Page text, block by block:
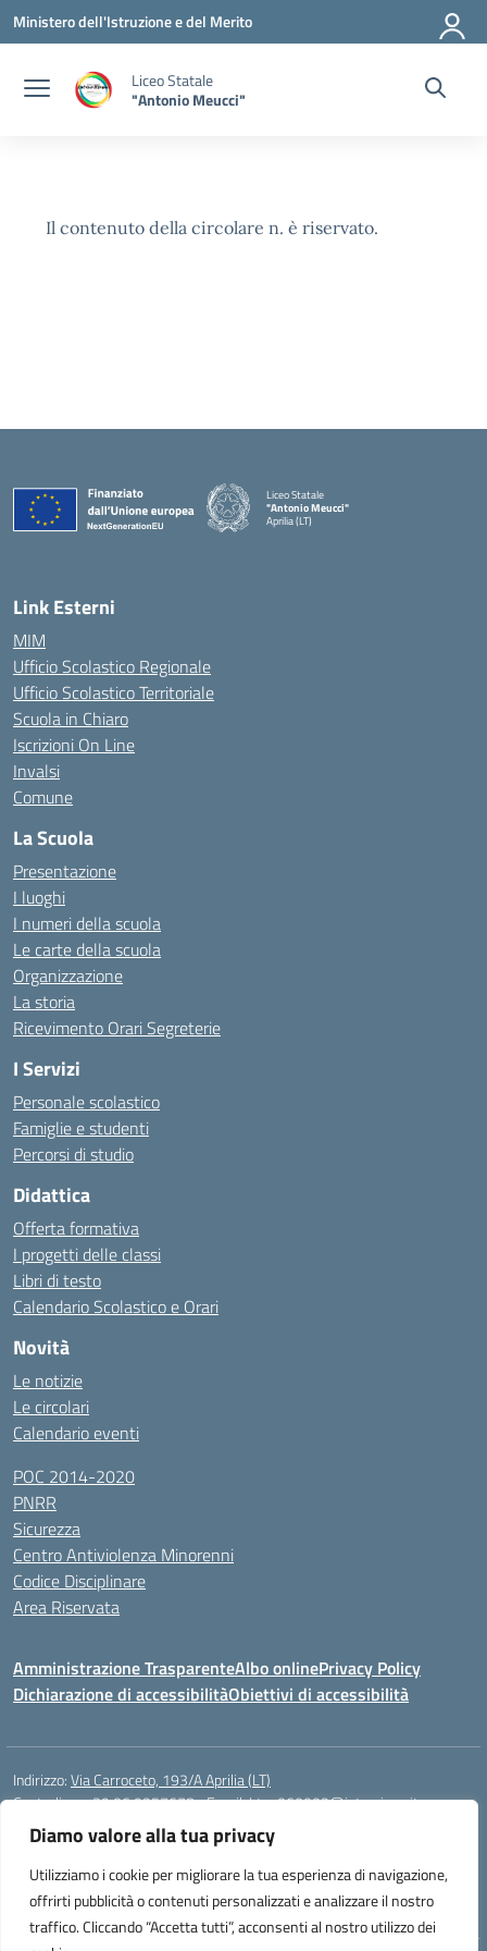
Diamo valore alla tua privacy
Utilizziamo i cookie per migliorare la tua esperienza di navigazione,
offrirti pubblicità o contenuti personalizzati e analizzare il nostro
traffico. Cliccando “Accetta tutti”, acconsenti al nostro utilizzo dei
Vai ai contenuti
Vai al menu di navigazione
Vai al footer
Ministero dell'Istruzione e del Merito
Liceo Statale
"Antonio Meucci"
Il contenuto della circolare n. è riservato.
Liceo Statale
"Antonio Meucci"
Aprilia (LT)
Link Esterni
MIM
Ufficio Scolastico Regionale
Ufficio Scolastico Territoriale
Scuola in Chiaro
Iscrizioni On Line
Invalsi
Comune
La Scuola
Presentazione
I luoghi
I numeri della scuola
Le carte della scuola
Organizzazione
La storia
Ricevimento Orari Segreterie
I Servizi
Personale scolastico
Famiglie e studenti
Percorsi di studio
Didattica
Offerta formativa
I progetti delle classi
Libri di testo
Calendario Scolastico e Orari
Novità
Le notizie
Le circolari
Calendario eventi
POC 2014-2020
PNRR
Sicurezza
Centro Antiviolenza Minorenni
Codice Disciplinare
Area Riservata
Amministrazione TrasparenteAlbo onlinePrivacy Policy
Dichiarazione di accessibilitàObiettivi di accessibilità
Indirizzo:Via Carroceto, 193/A Aprilia (LT)
Centralino:+39 06 9257678 Email:Ltps060002@istruzione.it
Posta elettronica certificata (PEC): Ltps060002@pec.istruzione.it
Codice fiscale: 91001930592
Codice meccanografico: LTPS060002